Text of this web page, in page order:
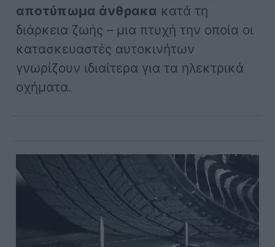
αποτύπωμα άνθρακα κατά τη
διάρκεια ζωής – μια πτυχή την οποία οι
κατασκευαστές αυτοκινήτων
γνωρίζουν ιδιαίτερα για τα ηλεκτρικά
οχήματα.